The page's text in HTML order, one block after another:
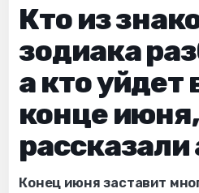
Кто из
зодиака
а кто уйдет
конце июня,
рассказали
Конец июня заставит